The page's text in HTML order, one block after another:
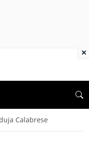
Calabrese
×